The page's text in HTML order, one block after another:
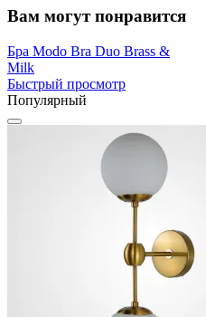
Вам могут понравится
Бра Modo Bra Duo Brass &
Milk
Быстрый просмотр
Популярный